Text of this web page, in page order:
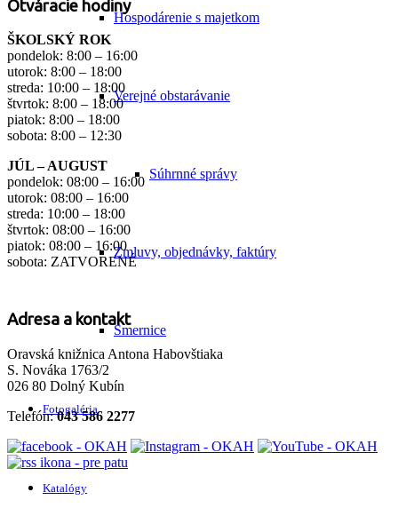
Hospodárenie s majetkom
Verejné obstarávanie
Súhrnné správy
Zmluvy, objednávky, faktúry
Smernice
Fotogaléria
Katalógy
Otváracie hodiny
ŠKOLSKÝ ROK
pondelok: 8:00 – 16:00
utorok: 8:00 – 18:00
streda: 10:00 – 18:00
štvrtok: 8:00 – 18:00
piatok: 8:00 – 18:00
sobota: 8:00 – 12:30
JÚL – AUGUST
pondelok: 08:00 – 16:00
utorok: 08:00 – 16:00
streda: 10:00 – 18:00
štvrtok: 08:00 – 16:00
piatok: 08:00 – 16:00
sobota: ZATVORENÉ
Adresa a kontakt
Oravská knižnica Antona Habovštiaka
S. Nováka 1763/2
026 80 Dolný Kubín
Telefón:043 586 2277